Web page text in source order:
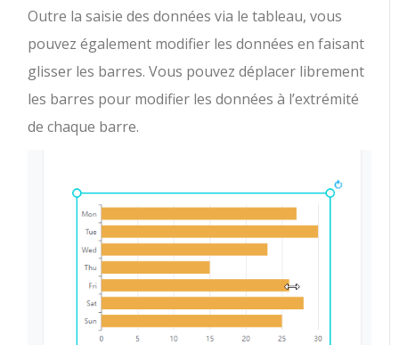
Outre la saisie des données via le tableau, vous
pouvez également modifier les données en faisant
glisser les barres. Vous pouvez déplacer librement
les barres pour modifier les données à l’extrémité
de chaque barre.